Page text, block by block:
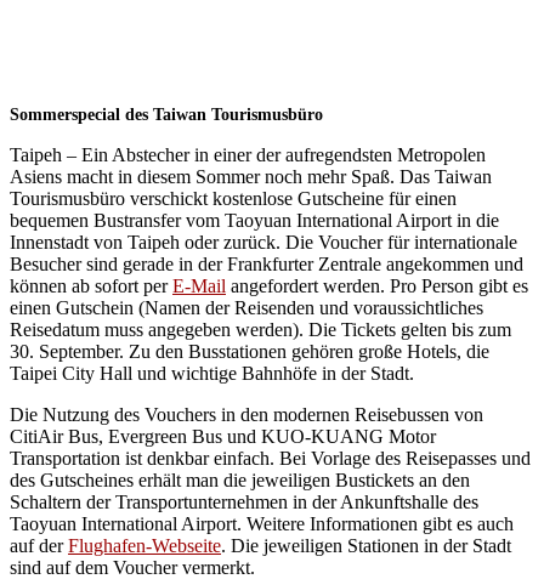
Sommerspecial des Taiwan Tourismusbüro
Taipeh – Ein Abstecher in einer der aufregendsten Metropolen
Asiens macht in diesem Sommer noch mehr Spaß. Das Taiwan
Tourismusbüro verschickt kostenlose Gutscheine für einen
bequemen Bustransfer vom Taoyuan International Airport in die
Innenstadt von Taipeh oder zurück. Die Voucher für internationale
Besucher sind gerade in der Frankfurter Zentrale angekommen und
können ab sofort perE-Mail angefordert werden. Pro Person gibt es
einen Gutschein (Namen der Reisenden und voraussichtliches
Reisedatum muss angegeben werden). Die Tickets gelten bis zum
30. September. Zu den Busstationen gehören große Hotels, die
Taipei City Hall und wichtige Bahnhöfe in der Stadt.
Die Nutzung des Vouchers in den modernen Reisebussen von
CitiAir Bus, Evergreen Bus und KUO-KUANG Motor
Transportation ist denkbar einfach. Bei Vorlage des Reisepasses und
des Gutscheines erhält man die jeweiligen Bustickets an den
Schaltern der Transportunternehmen in der Ankunftshalle des
Taoyuan International Airport. Weitere Informationen gibt es auch
auf derFlughafen-Webseite. Die jeweiligen Stationen in der Stadt
sind auf dem Voucher vermerkt.